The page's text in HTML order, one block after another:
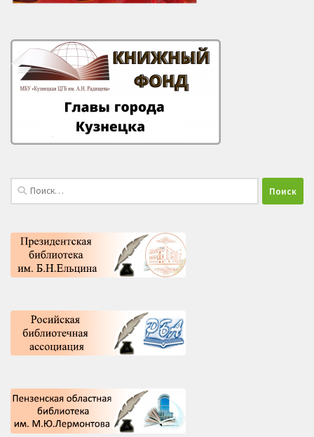
Найти: